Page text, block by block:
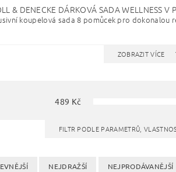
& DENECKE DÁRKOVÁ SADA WELLNESS V
koupelová sada 8 pomůcek pro dokonalou
ZOBRAZIT VÍCE
489 Kč
FILTR PODLE PARAMETRŮ,
NEJDRAŽŠÍ NEJPRODÁVANĚJŠÍ